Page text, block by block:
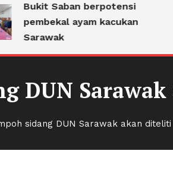
Bukit Saban berpotensi
pembekal ayam kacukan
Sarawak
DUN
sidang DUN Sarawak akan diteliti
akan